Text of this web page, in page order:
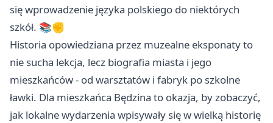
się wprowadzenie języka polskiego do niektórych
szkół. 📚✊
Historia opowiedziana przez muzealne eksponaty to
nie sucha lekcja, lecz biografia miasta i jego
mieszkańców - od warsztatów i fabryk po szkolne
ławki. Dla mieszkańca Będzina to okazja, by zobaczyć,
jak lokalne wydarzenia wpisywały się w wielką historię